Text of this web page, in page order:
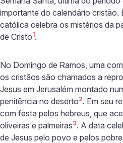
importante do calendário cristão.
católica celebra os mistérios da
de Cristo1.
No Domingo de Ramos, uma
os cristãos são chamados a
Jesus em Jerusalém montado
penitência no deserto2. Em seu
com festa pelos hebreus, que
oliveiras e palmeiras3. A data
de Jesus pelo povo e pelos